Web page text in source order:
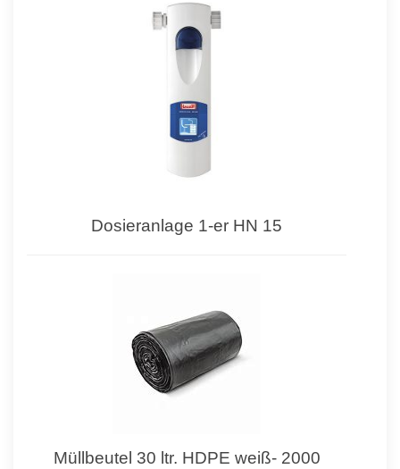
Dosieranlage 1-er HN 15
Müllbeutel 30 ltr. HDPE weiß- 2000